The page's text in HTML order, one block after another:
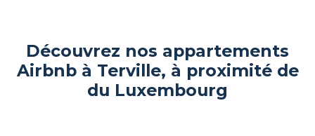
Découvrez nos appartements
Airbnb à Terville, à proximité de
du Luxembourg